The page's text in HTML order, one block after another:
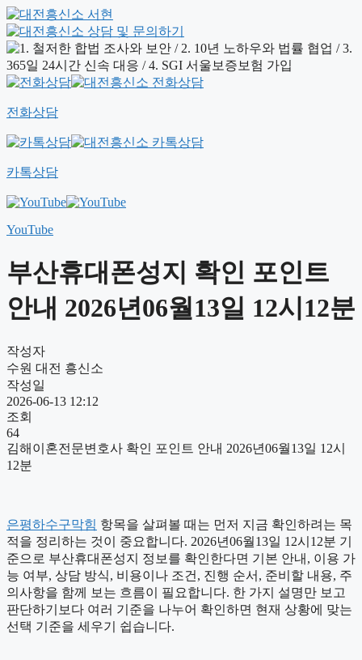
전화상담
카톡상담
YouTube
부산휴대폰성지 확인 포인트
안내 2026년06월13일 12시12분
작성자
수원 대전 흥신소
작성일
2026-06-13 12:12
조회
64
김해이혼전문변호사 확인 포인트 안내 2026년06월13일 12시
12분
은평하수구막힘 항목을 살펴볼 때는 먼저 지금 확인하려는 목
적을 정리하는 것이 중요합니다. 2026년06월13일 12시12분 기
준으로 부산휴대폰성지 정보를 확인한다면 기본 안내, 이용 가
능 여부, 상담 방식, 비용이나 조건, 진행 순서, 준비할 내용, 주
의사항을 함께 보는 흐름이 필요합니다. 한 가지 설명만 보고
판단하기보다 여러 기준을 나누어 확인하면 현재 상황에 맞는
선택 기준을 세우기 쉽습니다.